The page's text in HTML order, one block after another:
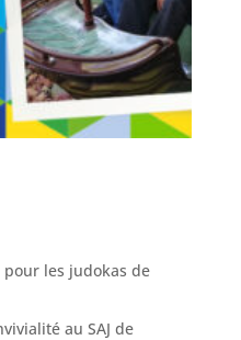
les judokas de
au SAJ de